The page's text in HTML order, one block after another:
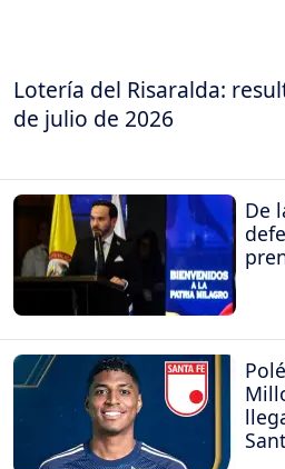
Lotería del Risaralda:
de julio de 2026
De